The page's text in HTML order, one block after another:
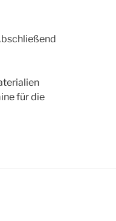
für die